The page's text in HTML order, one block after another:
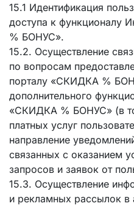
15.1 Идентификация
доступа к функционалу
% БОНУС».
15.2. Осуществление
по вопросам
порталу «СКИДКА %
дополнительного
«СКИДКА % БОНУС» (в
платных услуг
направление
связанных с оказанием
запросов и заявок от
15.3. Осуществление
и рекламных рассылок в